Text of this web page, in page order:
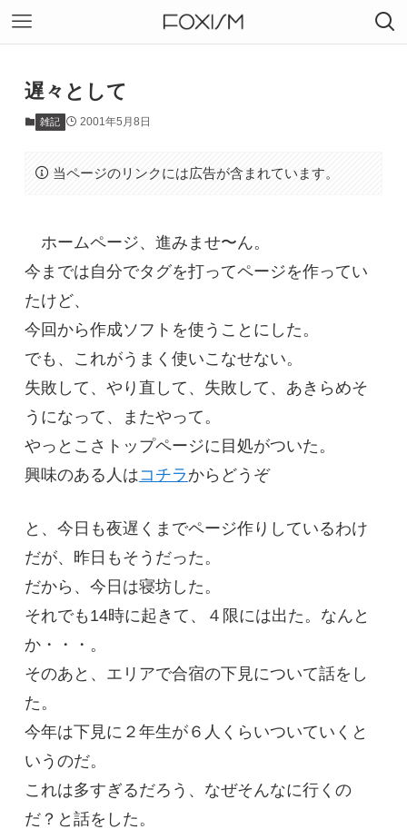
遅々として
雑記 2001年5月8日
当ページのリンクには広告が含まれています。
ホームページ、進みませ〜ん。
今までは自分でタグを打ってページを作ってい
たけど、
今回から作成ソフトを使うことにした。
でも、これがうまく使いこなせない。
失敗して、やり直して、失敗して、あきらめそ
うになって、またやって。
やっとこさトップページに目処がついた。
興味のある人はコチラ からどうぞ
と、今日も夜遅くまでページ作りしているわけ
だが、昨日もそうだった。
だから、今日は寝坊した。
それでも14時に起きて、４限には出た。なんと
か・・・。
そのあと、エリアで合宿の下見について話をし
た。
今年は下見に２年生が６人くらいついていくと
いうのだ。
これは多すぎるだろう、なぜそんなに行くの
だ？と話をした。